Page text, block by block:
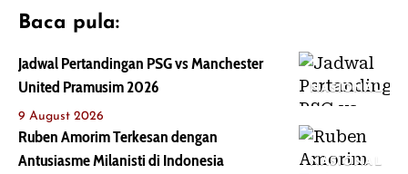
Baca pula:
NASIONAL
Jadwal Pertandingan PSG vs Manchester
United Pramusim 2026
9 August 2026
NASIONAL
Ruben Amorim Terkesan dengan
Antusiasme Milanisti di Indonesia